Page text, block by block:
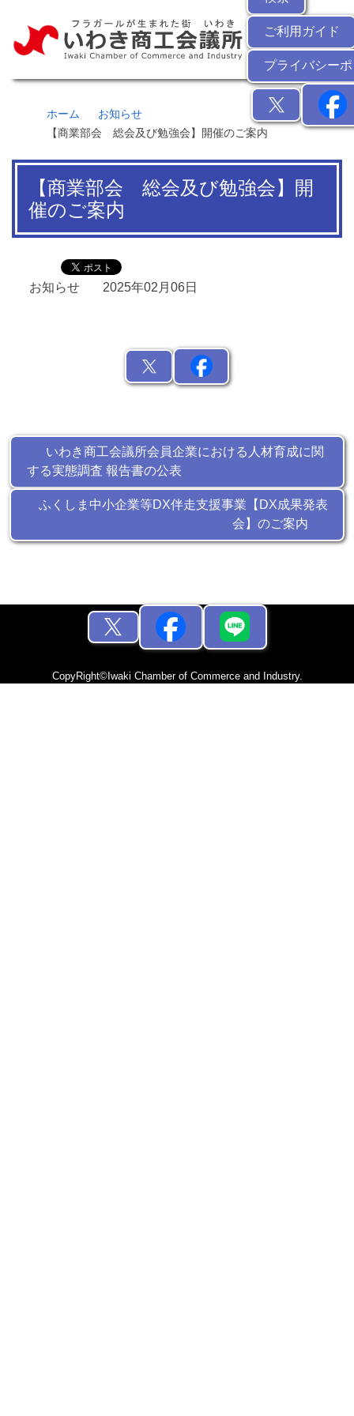
ご利用ガイド
プライバシー
ホーム
お知らせ
【商業部会 総会及び勉強会】開催のご案内
【商業部会 総会及び勉強会】開
催のご案内
お知らせ 2025年02月06日
いわき商工会議所会員企業における人材育成に関
する実態調査 報告書の公表
ふくしま中小企業等DX伴走支援事業【DX成果発表
会】のご案内
CopyRight©Iwaki Chamber of Commerce and Industry.